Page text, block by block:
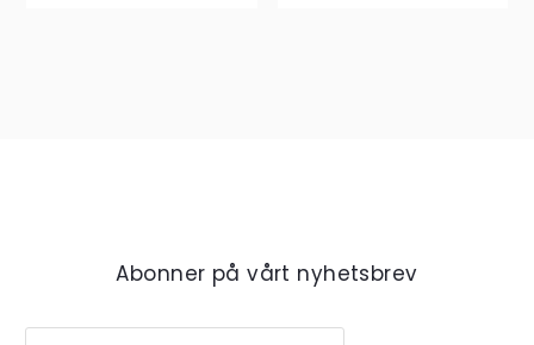
Abonner på vårt nyhetsbrev